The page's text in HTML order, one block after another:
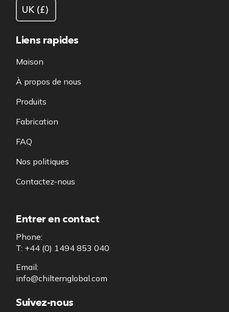
Liens rapides
Maison
À propos de nous
Produits
Fabrication
FAQ
Nos politiques
Contactez-nous
Entrer en contact
Phone:
T: +44 (0) 1494 853 040
Email:
info@chilternglobal.com
Suivez-nous